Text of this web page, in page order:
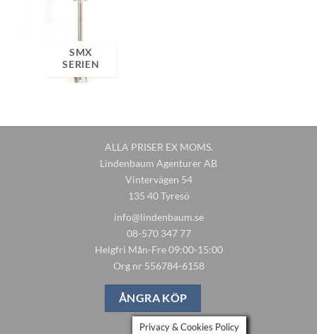
SMX
SERIEN
ALLA PRISER EX MOMS.
Lindenbaum Agenturer AB
Vintervägen 54
135 40 Tyresö
info@lindenbaum.se
08-570 347 77
Helgfri Mån-Fre 09:00-15:00
Org nr 556784-6158
ÅNGRA KÖP
Privacy & Cookies Policy